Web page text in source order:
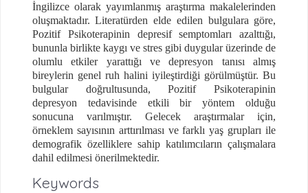
İngilizce olarak yayımlanmış araştırma makalelerinden
oluşmaktadır. Literatürden elde edilen bulgulara göre,
Pozitif Psikoterapinin depresif semptomları azalttığı,
bununla birlikte kaygı ve stres gibi duygular üzerinde de
olumlu etkiler yarattığı ve depresyon tanısı almış
bireylerin genel ruh halini iyileştirdiği görülmüştür. Bu
bulgular doğrultusunda, Pozitif Psikoterapinin
depresyon tedavisinde etkili bir yöntem olduğu
sonucuna varılmıştır. Gelecek araştırmalar için,
örneklem sayısının arttırılması ve farklı yaş grupları ile
demografik özelliklere sahip katılımcıların çalışmalara
dahil edilmesi önerilmektedir.
Keywords